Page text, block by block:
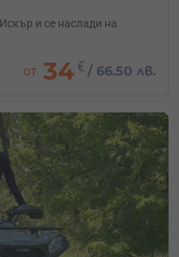
и се наслади на
от 34€ /66.50 лв.